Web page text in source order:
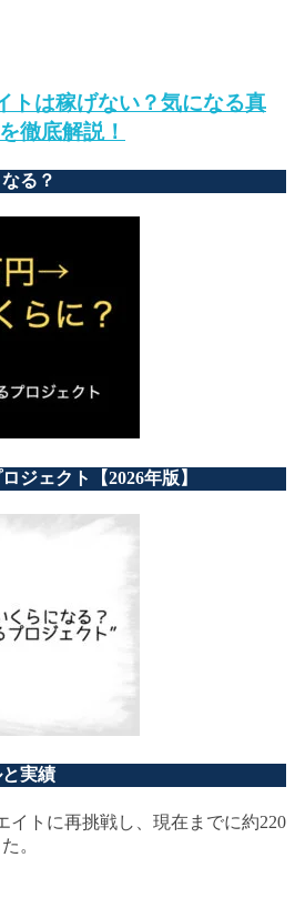
トは稼げない？気になる真
徹底解説！
る？
ジェクト【2026年版】
実績
イトに再挑戦し、現在までに約220
。